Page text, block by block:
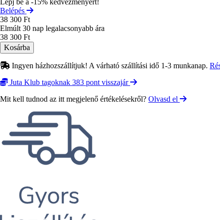
Belépés
38 300 Ft
Elmúlt 30 nap legalacsonyabb ára
38 300 Ft
Ingyen házhozszállítjuk! A várható szállítási idő 1-3 munkanap.
Juta Klub tagoknak 383 pont visszajár
Mit kell tudnod az itt megjelenő értékelésekről? Olvasd el